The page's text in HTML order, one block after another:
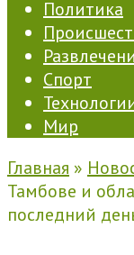
Политика
Спорт
Мир
Главная »
Тамбове и
последний